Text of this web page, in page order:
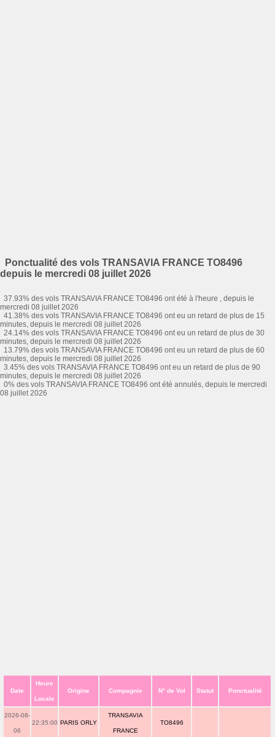
Ponctualité des vols TRANSAVIA FRANCE TO8496
depuis le mercredi 08 juillet 2026
37.93% des vols TRANSAVIA FRANCE TO8496 ont été à l'heure , depuis le
mercredi 08 juillet 2026
41.38% des vols TRANSAVIA FRANCE TO8496 ont eu un retard de plus de 15
minutes, depuis le mercredi 08 juillet 2026
24.14% des vols TRANSAVIA FRANCE TO8496 ont eu un retard de plus de 30
minutes, depuis le mercredi 08 juillet 2026
13.79% des vols TRANSAVIA FRANCE TO8496 ont eu un retard de plus de 60
minutes, depuis le mercredi 08 juillet 2026
3.45% des vols TRANSAVIA FRANCE TO8496 ont eu un retard de plus de 90
minutes, depuis le mercredi 08 juillet 2026
0% des vols TRANSAVIA FRANCE TO8496 ont été annulés, depuis le mercredi
08 juillet 2026
Date
Heure
Locale
Origine Compagnie N° de Vol Statut Ponctualité
2026-08-
06
22:35:00 PARIS ORLY
TRANSAVIA
FRANCE
TO8496